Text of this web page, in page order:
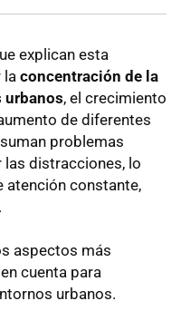
explican esta
la concentración de la
urbanos, el crecimiento
de diferentes
problemas
distracciones, lo
atención constante,
aspectos más
cuenta para
urbanos.